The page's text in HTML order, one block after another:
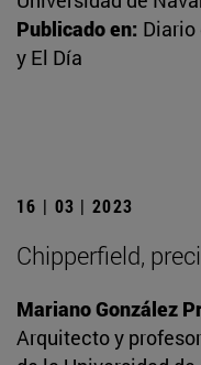
Publicado en: Diario
y El Día
16 | 03 | 2023
Chipperfield,
Mariano González
Arquitecto y